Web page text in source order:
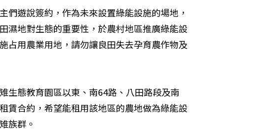
們遊說簽約，作為未來設置綠能設施的場地，
濕地對生態的重要性，於農村地區推廣綠能設
占用農業用地，請勿讓良田失去孕育農作物及
生態教育園區以東、南64路、八田路段及南
賃合約，希望能租用該地區的農地做為綠能設
族群。